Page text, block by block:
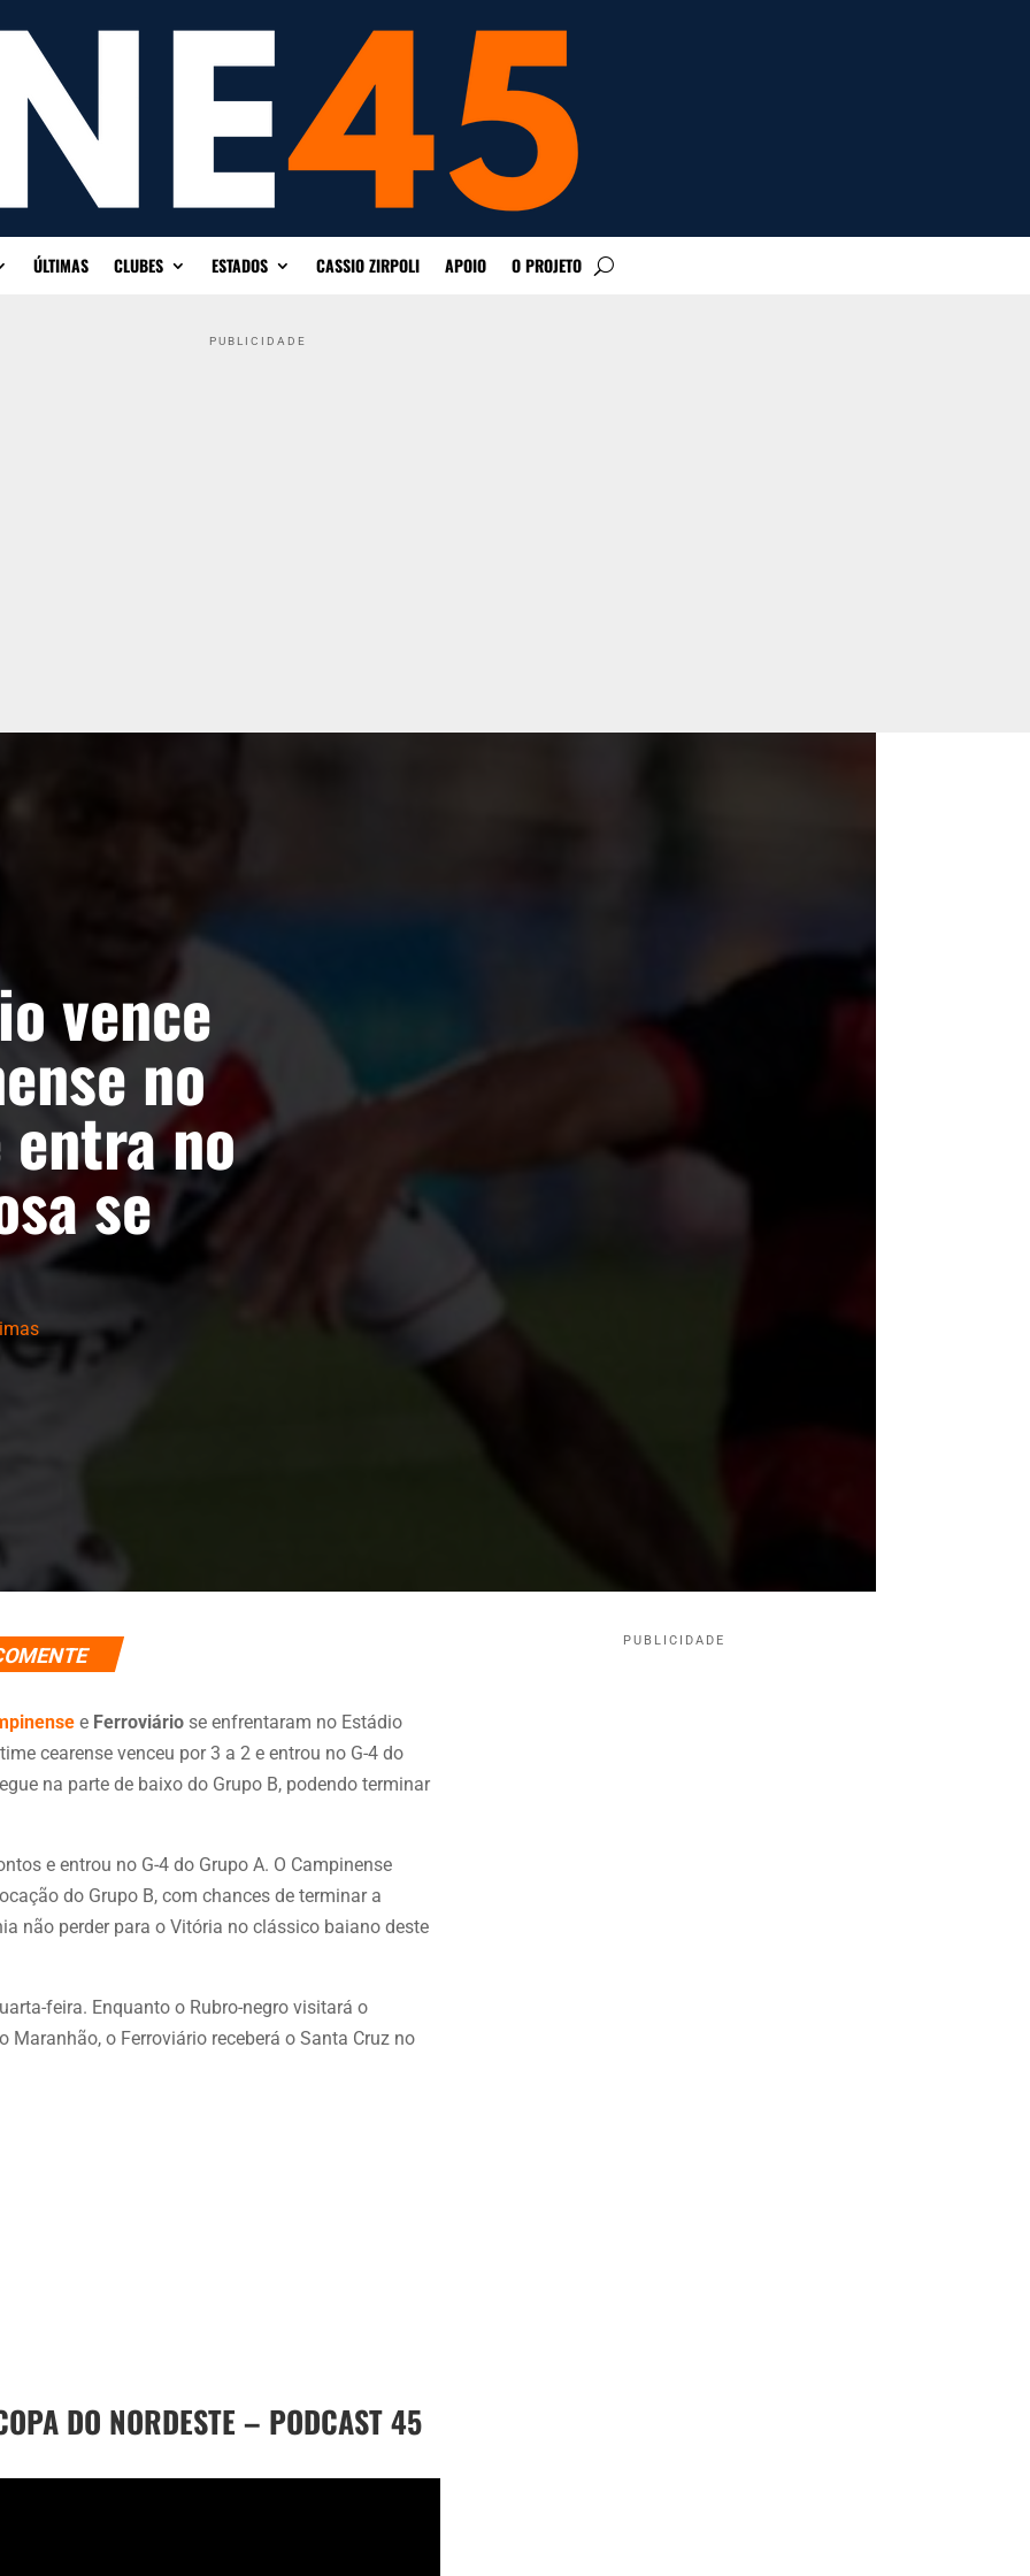
ÚLTIMAS CLUBES ESTADOS CASSIO ZIRPOLI APOIO O PROJETO
PUBLICIDADE
vence
no
entra no
se
e Ferroviário se enfrentaram no Estádio
cearense venceu por 3 a 2 e entrou no G-4 do
na parte de baixo do Grupo B, podendo terminar
e entrou no G-4 do Grupo A. O Campinense
do Grupo B, com chances de terminar a
não perder para o Vitória no clássico baiano deste
feira. Enquanto o Rubro-negro visitará o
Maranhão, o Ferroviário receberá o Santa Cruz no
DO NORDESTE – PODCAST 45
PUBLICIDADE